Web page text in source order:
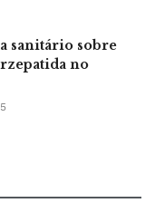
sanitário sobre
no